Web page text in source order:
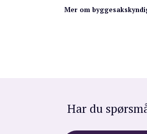
Mer om
Har du